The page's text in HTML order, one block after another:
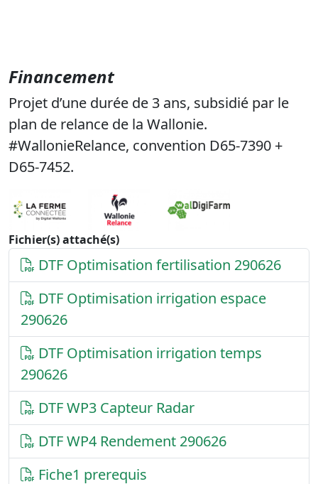
Financement
Projet d’une durée de 3 ans, subsidié par le
plan de relance de la Wallonie.
#WallonieRelance, convention D65-7390 +
D65-7452.
Fichier(s) attaché(s)
DTF Optimisation fertilisation 290626
DTF Optimisation irrigation espace
290626
DTF Optimisation irrigation temps
290626
DTF WP3 Capteur Radar
DTF WP4 Rendement 290626
Fiche1 prerequis